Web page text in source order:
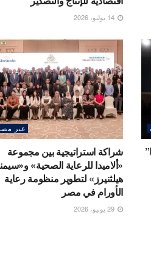
غير
شراكة استراتيجية بين مجموعة
«ألاميدا للرعاية الصحية»
هيلثنيرز» لتطوير منظومة رعاية
الأورام في مصر